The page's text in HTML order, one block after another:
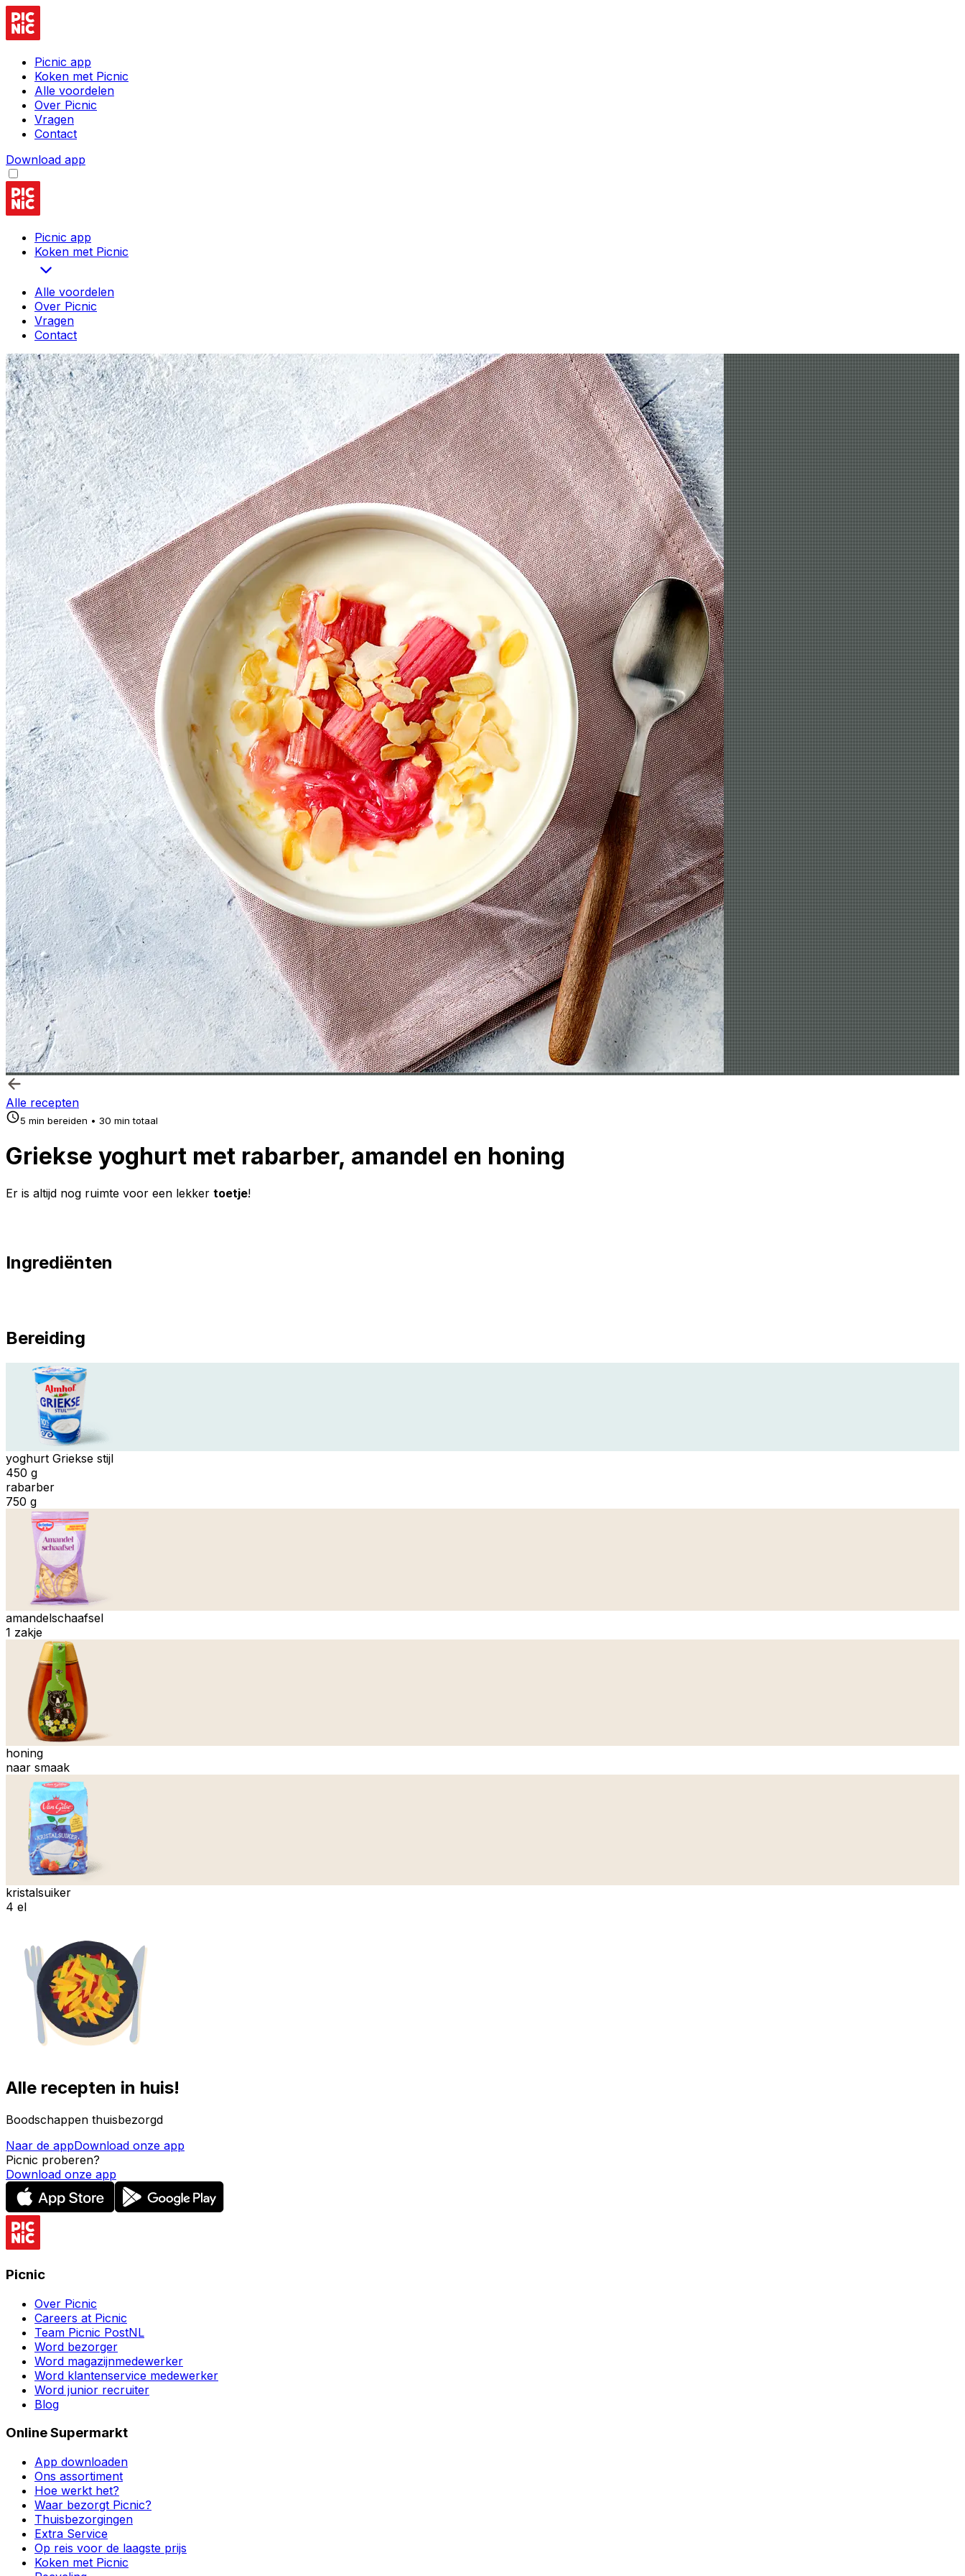
Picnic app
Koken met Picnic
Alle voordelen
Over Picnic
Vragen
Contact
Download app
Picnic app
Koken met Picnic
Alle voordelen
Over Picnic
Vragen
Contact
Alle recepten
5 min bereiden • 30 min totaal
Griekse yoghurt met rabarber, amandel en honing
Er is altijd nog ruimte voor een lekker toetje!
Ingrediënten
Bereiding
yoghurt Griekse stijl
450 g
rabarber
750 g
amandelschaafsel
1 zakje
honing
naar smaak
kristalsuiker
4 el
Alle recepten in huis!
Boodschappen thuisbezorgd
Naar de appDownload onze app
Picnic proberen?
Download onze app
Picnic
Over Picnic
Careers at Picnic
Team Picnic PostNL
Word bezorger
Word magazijnmedewerker
Word klantenservice medewerker
Word junior recruiter
Blog
Online Supermarkt
App downloaden
Ons assortiment
Hoe werkt het?
Waar bezorgt Picnic?
Thuisbezorgingen
Extra Service
Op reis voor de laagste prijs
Koken met Picnic